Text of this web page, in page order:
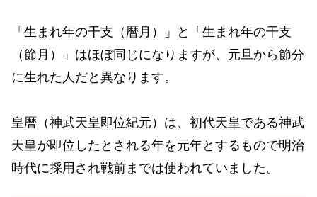
「生まれ年の干支（暦月）」と「生まれ年の干支
（節月）」はほぼ同じになりますが、元旦から節分
に生れた人だと異なります。
皇暦（神武天皇即位紀元）は、初代天皇である神武
天皇が即位したとされる年を元年とするもので明治
時代に採用され戦前までは使われていました。